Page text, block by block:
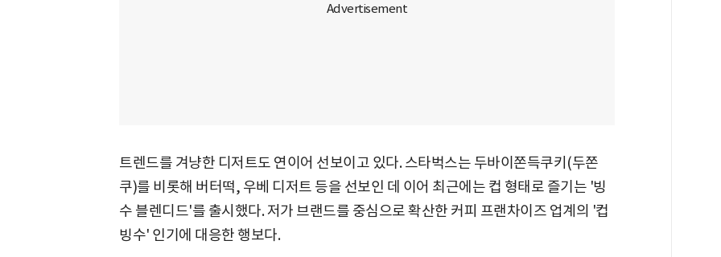
트렌드를 겨냥한 디저트도 연이어 선보이고 있다. 스타벅스는 두바이쫀득쿠키(두쫀
쿠)를 비롯해 버터떡, 우베 디저트 등을 선보인 데 이어 최근에는 컵 형태로 즐기는 '빙
수 블렌디드'를 출시했다. 저가 브랜드를 중심으로 확산한 커피 프랜차이즈 업계의 '컵
빙수' 인기에 대응한 행보다.